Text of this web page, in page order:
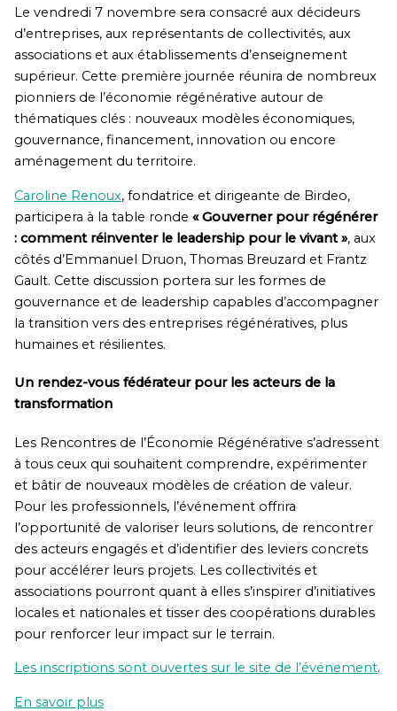
Le vendredi 7 novembre sera consacré aux décideurs
d’entreprises, aux représentants de collectivités, aux
associations et aux établissements d’enseignement
supérieur. Cette première journée réunira de nombreux
pionniers de l’économie régénérative autour de
thématiques clés : nouveaux modèles économiques,
gouvernance, financement, innovation ou encore
aménagement du territoire.
Caroline Renoux, fondatrice et dirigeante de Birdeo,
participera à la table ronde « Gouverner pour régénérer
: comment réinventer le leadership pour le vivant », aux
côtés d’Emmanuel Druon, Thomas Breuzard et Frantz
Gault. Cette discussion portera sur les formes de
gouvernance et de leadership capables d’accompagner
la transition vers des entreprises régénératives, plus
humaines et résilientes.
Un rendez-vous fédérateur pour les acteurs de la
transformation
Les Rencontres de l’Économie Régénérative s’adressent
à tous ceux qui souhaitent comprendre, expérimenter
et bâtir de nouveaux modèles de création de valeur.
Pour les professionnels, l’événement offrira
l’opportunité de valoriser leurs solutions, de rencontrer
des acteurs engagés et d’identifier des leviers concrets
pour accélérer leurs projets. Les collectivités et
associations pourront quant à elles s’inspirer d’initiatives
locales et nationales et tisser des coopérations durables
pour renforcer leur impact sur le terrain.
Les inscriptions sont ouvertes sur le site de l’événement.
En savoir plus